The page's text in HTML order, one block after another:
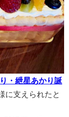
・紲星あかり誕
に支えられたと